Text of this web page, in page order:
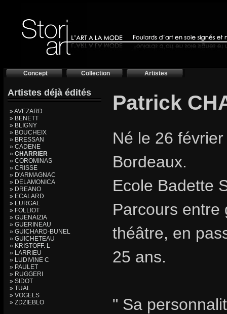
Concept Collection Artistes
Artistes déjà édités
» AVEZARD
» BENETT
» BLIGNY
» BOUCHEIX
» BRESSAN
» CADENE
» CHARRIER
» COROMINAS
» CRISSE
» D'ARMAGNAC
» DELAMONICA
» DREANO
» ECALARD
» EURGAL
» FOLLIOT
» GUENAIZIA
» GUERINEAU
» GUICHARD-BUNEL
» GUICHETEAU
» KRISTOFF. L
» LARRIEU
» LUDIVINE C
» PAULET
» RUGGERI
» SIDOT
» TUAL
» VOGELS
» ZDZIEBLO
Patrick
Né le 26
Bordeaux.
Ecole Badette
Parcours entre
théâtre, en
25 ans.
" Sa